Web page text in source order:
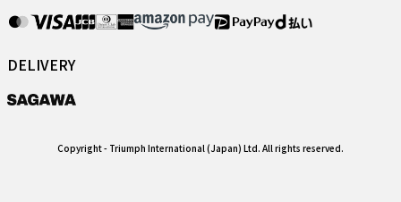
DELIVERY
Copyright- Triumph International (Japan) Ltd. All rights reserved.